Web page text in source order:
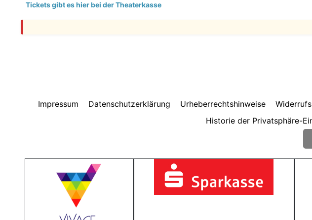
Tickets gibt es hier bei der Theaterkasse
Impressum Datenschutzerklärung Urheberrechtshinweise
Historie der Privatsphäre-